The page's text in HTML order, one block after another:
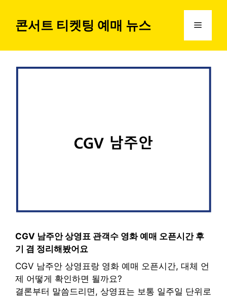
콘서트 티켓팅 예매 뉴스 메
CGV 남주안 상영표 관객수 영화 예매 오픈시간 후
기 겸 정리해봤어요
CGV 남주안 상영표랑 영화 예매 오픈시간, 대체 언
제 어떻게 확인하면 될까요?
결론부터 말씀드리면, 상영표는 보통 일주일 단위로